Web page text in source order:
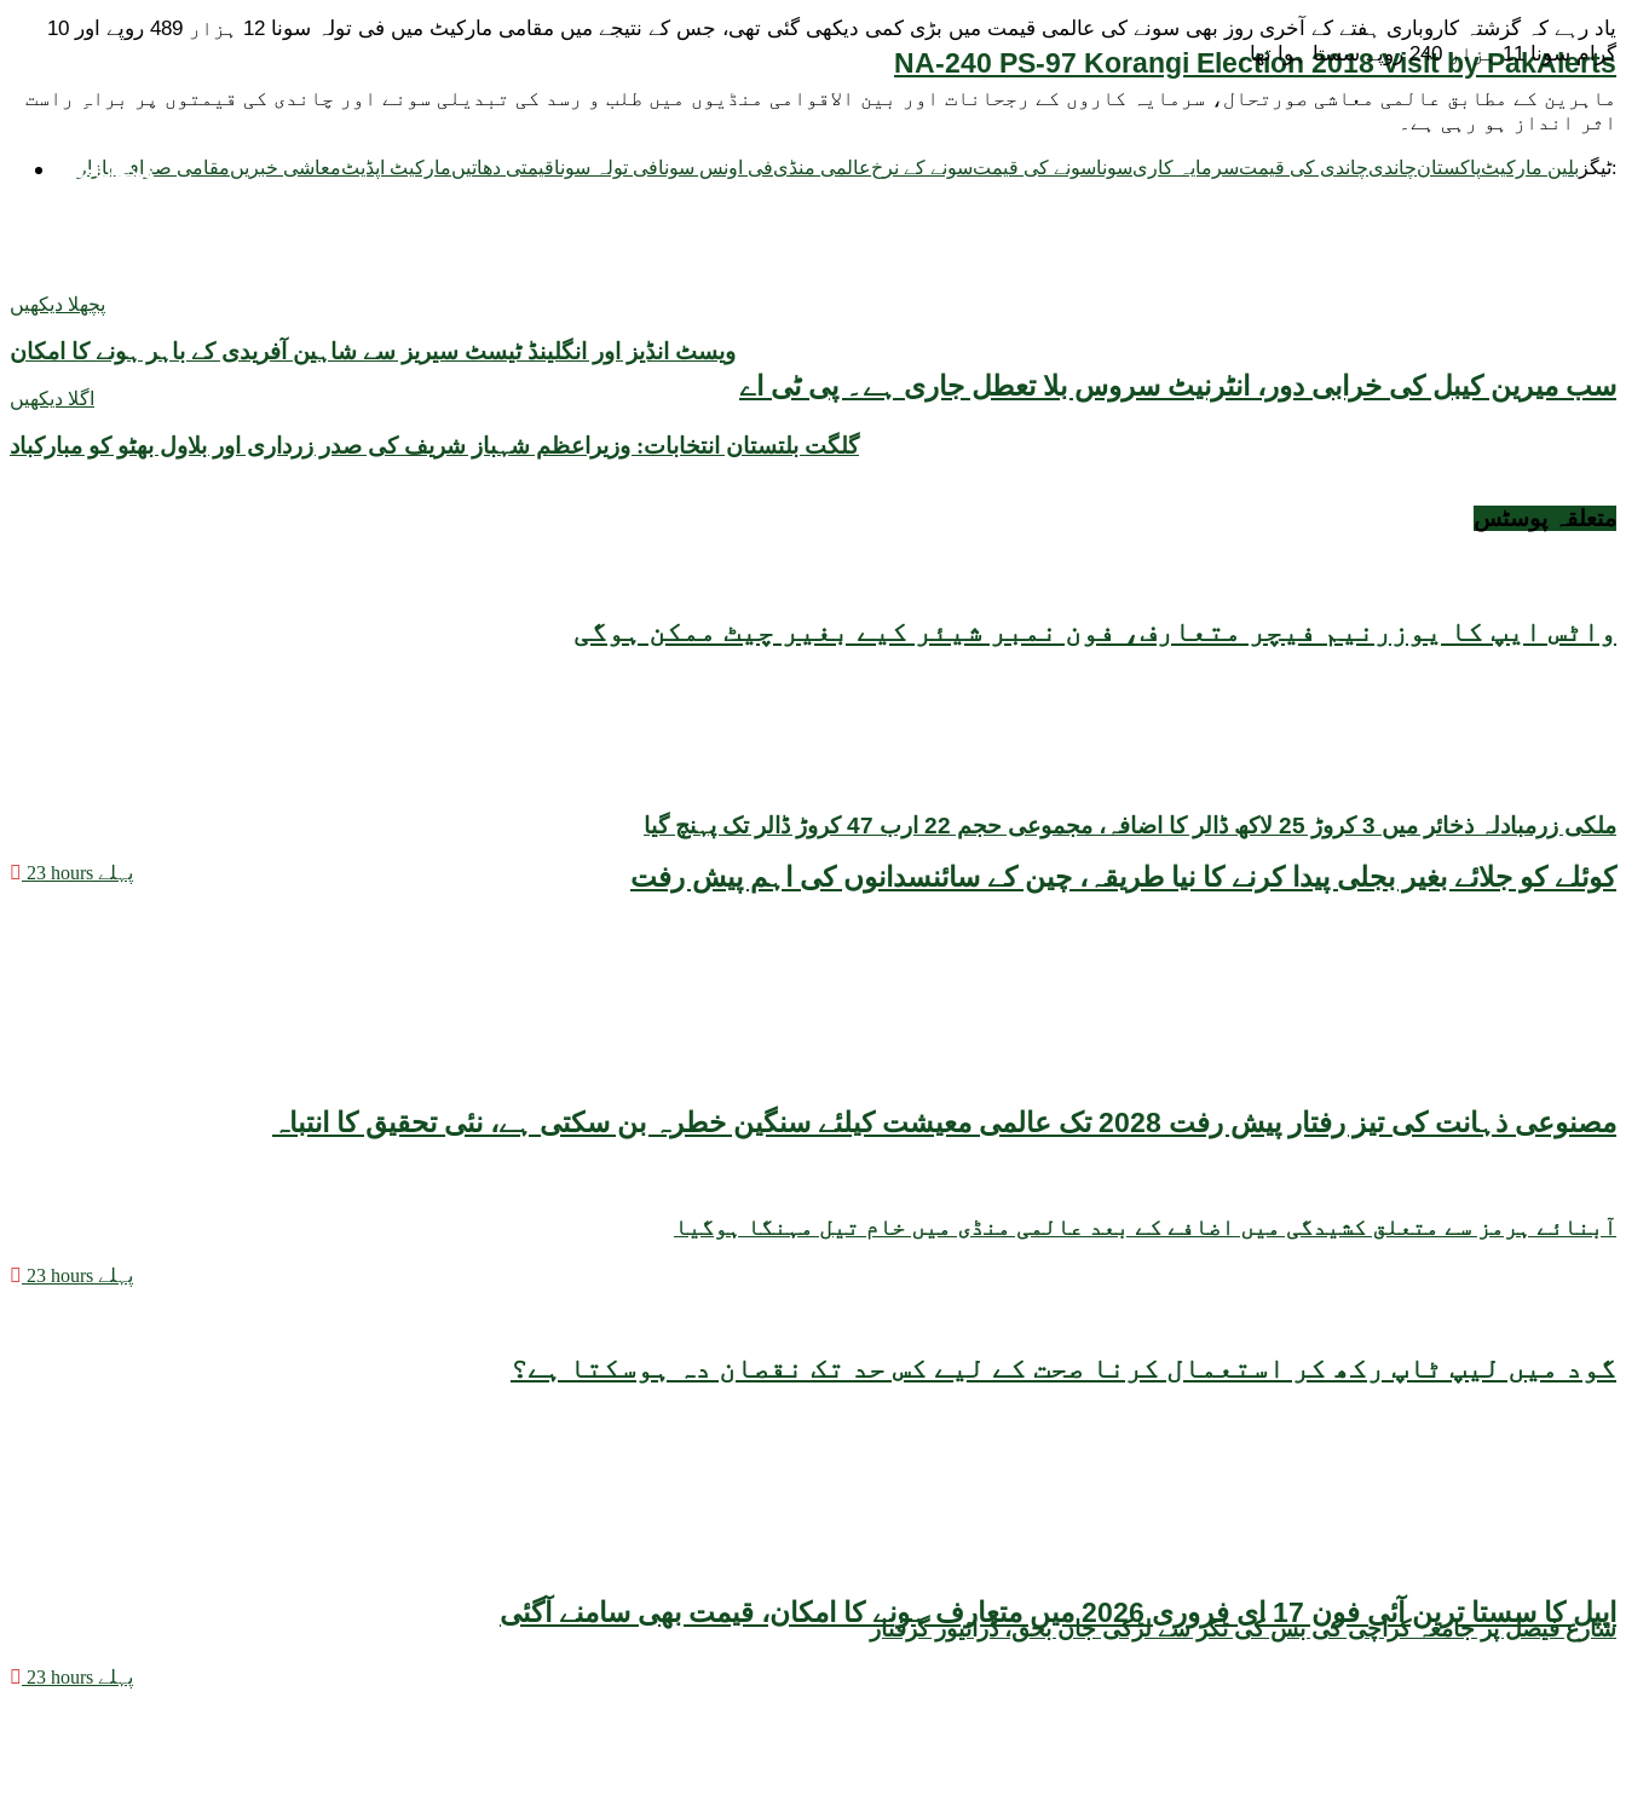
NA-240 PS-97 Korangi Election 2018 Visit by PakAlerts
ٹیکنالوجی
سب میرین کیبل کی خرابی دور، انٹرنیٹ سروس بلا تعطل جاری ہے۔ پی ٹی اے
واٹس ایپ کا یوزرنیم فیچر متعارف، فون نمبر شیئر کیے بغیر چیٹ ممکن ہوگی
کوئلے کو جلائے بغیر بجلی پیدا کرنے کا نیا طریقہ، چین کے سائنسدانوں کی اہم پیش رفت
مصنوعی ذہانت کی تیز رفتار پیش رفت 2028 تک عالمی معیشت کیلئے سنگین خطرہ بن سکتی ہے، نئی تحقیق کا انتباہ
گود میں لیپ ٹاپ رکھ کر استعمال کرنا صحت کے لیے کس حد تک نقصان دہ ہوسکتا ہے؟
ایپل کا سستا ترین آئی فون 17 ای فروری 2026 میں متعارف ہونے کا امکان، قیمت بھی سامنے آگئی
یاد رہے کہ گزشتہ کاروباری ہفتے کے آخری روز بھی سونے کی عالمی قیمت میں بڑی کمی دیکھی گئی تھی، جس کے نتیجے میں مقامی مارکیٹ میں فی تولہ سونا 12 ہزار 489 روپے اور 10
گرام سونا 11 ہزار 240 روپے سستا ہوا تھا۔
ماہرین کے مطابق عالمی معاشی صورتحال، سرمایہ کاروں کے رجحانات اور بین الاقوامی منڈیوں میں طلب و رسد کی تبدیلی سونے اور چاندی کی قیمتوں پر براہِ راست
اثر انداز ہو رہی ہے۔
ٹیگز: بلین مارکیٹپاکستانچاندیچاندی کی قیمتسرمایہ کاریسوناسونے کی قیمتسونے کے نرخعالمی منڈیفی اونس سونافی تولہ سوناقیمتی دھاتیںمارکیٹ اپڈیٹمعاشی خبریںمقامی صرافہ بازار
پچھلا دیکھیں
ویسٹ انڈیز اور انگلینڈ ٹیسٹ سیریز سے شاہین آفریدی کے باہر ہونے کا امکان
اگلا دیکھیں
گلگت بلتستان انتخابات: وزیراعظم شہباز شریف کی صدر زرداری اور بلاول بھٹو کو مبارکباد
متعلقہ پوسٹس
ملکی زرمبادلہ ذخائر میں 3 کروڑ 25 لاکھ ڈالر کا اضافہ، مجموعی حجم 22 ارب 47 کروڑ ڈالر تک پہنچ گیا
23 hours پہلے
آبنائے ہرمز سے متعلق کشیدگی میں اضافے کے بعد عالمی منڈی میں خام تیل مہنگا ہوگیا
23 hours پہلے
شارع فیصل پر جامعہ کراچی کی بس کی ٹکر سے لڑکی جاں بحق، ڈرائیور گرفتار
23 hours پہلے